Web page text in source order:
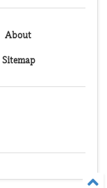
About
Sitemap